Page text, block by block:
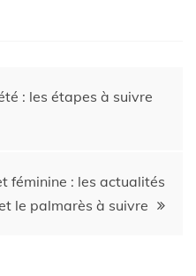
: les étapes à suivre
féminine : les actualités
le palmarès à suivre